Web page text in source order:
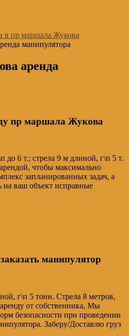
в пр маршала Жукова
манипулятора
аренда
пр маршала Жукова
до 6 т.; стрела 9 м длиной, г\п 5 т.
чтобы максимально
запланированных задач, а
на ваш объект исправные
манипулятор
г\п 5 тонн. Стрела 8 метров,
от собственника, Мы
безопасности при проведении
Заберу/Доставлю груз